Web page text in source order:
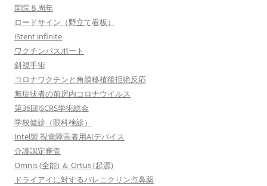
開院８周年
ロードサイン（野立て看板）
iStent infinite
ワクチンパスポート
斜視手術
コロナワクチンと角膜移植後拒絶反応
無症状者の前房内コロナウイルス
第36回JSCRS学術総会
学校健診（眼科検診）
Intel製 視覚障害者用AIデバイス
介護認定審査
Omnis (全能) ＆ Ortus (起源)
ドライアイに対するバレニクリン点鼻薬